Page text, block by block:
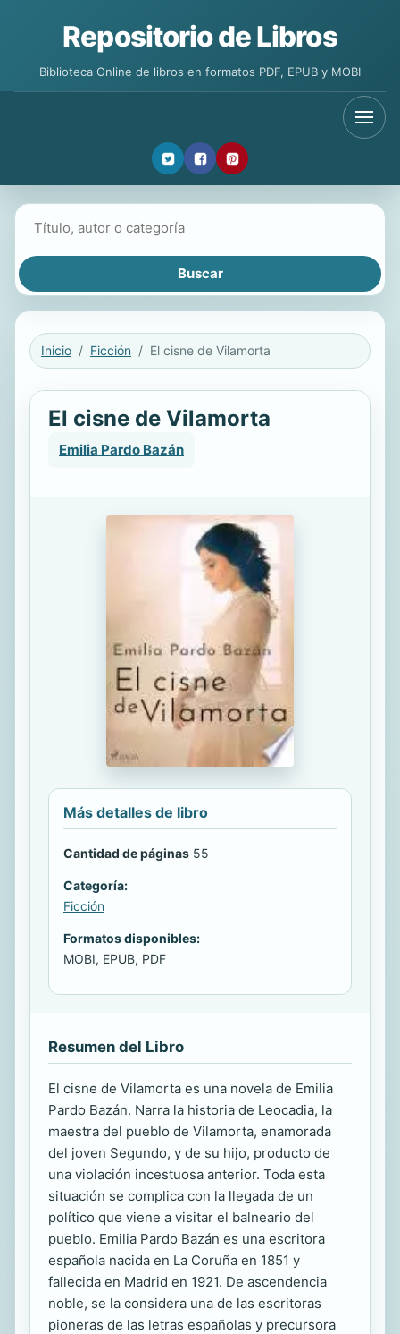
Repositorio de Libros
Biblioteca Online de libros en formatos PDF, EPUB y MOBI
Inicio Ficción El cisne de Vilamorta
El cisne de Vilamorta
Emilia Pardo Bazán
Más detalles de libro
Cantidad de páginas 55
Categoría:
Ficción
Formatos disponibles:
MOBI, EPUB, PDF
Resumen del Libro
El cisne de Vilamorta es una novela de Emilia
Pardo Bazán. Narra la historia de Leocadia, la
maestra del pueblo de Vilamorta, enamorada
del joven Segundo, y de su hijo, producto de
una violación incestuosa anterior. Toda esta
situación se complica con la llegada de un
político que viene a visitar el balneario del
pueblo. Emilia Pardo Bazán es una escritora
española nacida en La Coruña en 1851 y
fallecida en Madrid en 1921. De ascendencia
noble, se la considera una de las escritoras
pioneras de las letras españolas y precursora